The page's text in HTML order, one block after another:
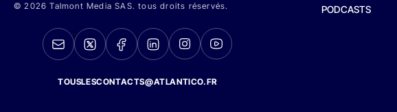
© 2026 Talmont Media SAS. tous droits réservés.
TOUSLESCONTACTS@ATLANTICO.FR
PODCASTS